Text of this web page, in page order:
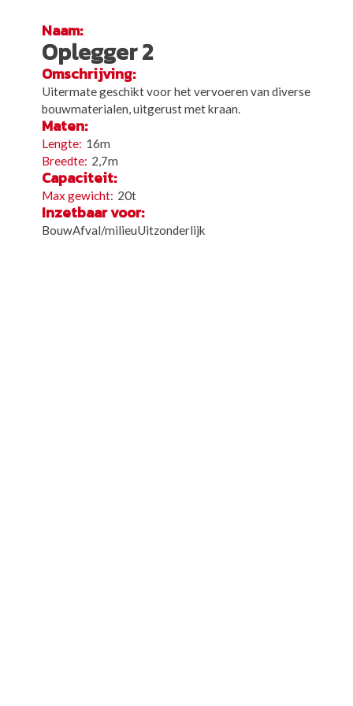
Naam:
Oplegger 2
Omschrijving:
Uitermate geschikt voor het vervoeren van diverse
bouwmaterialen, uitgerust met kraan.
Maten:
16m
2,7m
Capaciteit:
20t
Inzetbaar voor:
BouwAfval/milieuUitzonderlijk